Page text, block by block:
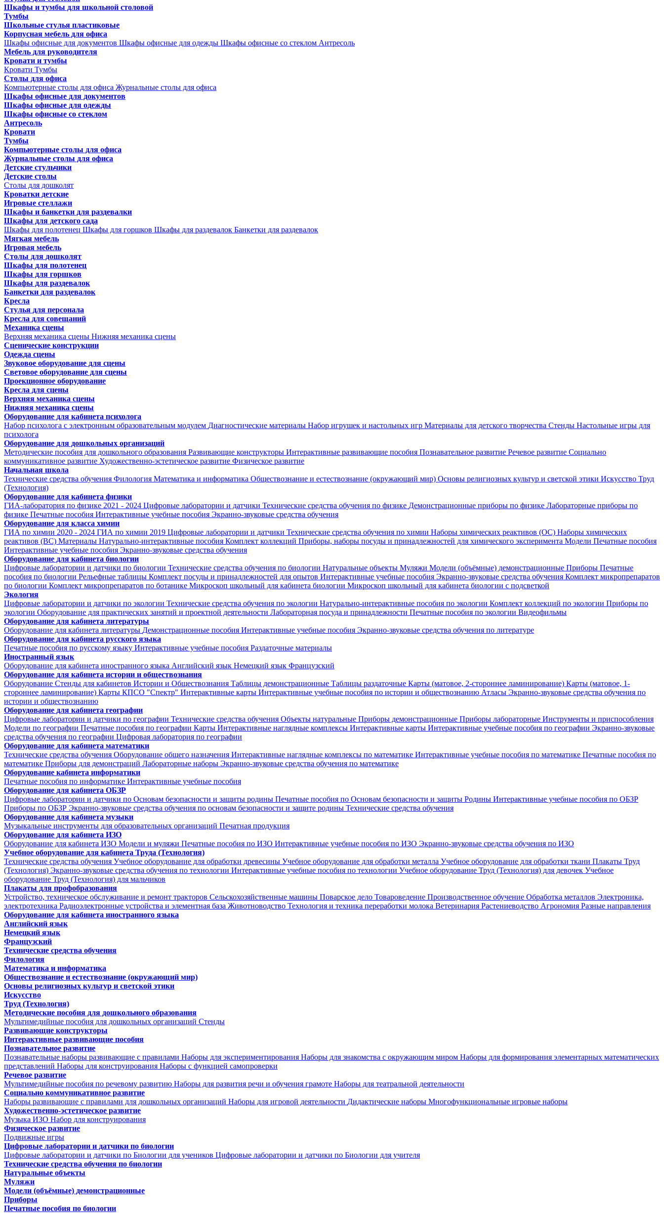
Шкафы и тумбы для школьной столовой
Тумбы
Школьные стулья пластиковые
Корпусная мебель для офиса
Шкафы офисные для документов Шкафы офисные для одежды Шкафы офисные со стеклом Антресоль
Мебель для руководителя
Кровати и тумбы
Кровати Тумбы
Столы для офиса
Компьютерные столы для офиса Журнальные столы для офиса
Шкафы офисные для документов
Шкафы офисные для одежды
Шкафы офисные со стеклом
Антресоль
Кровати
Тумбы
Компьютерные столы для офиса
Журнальные столы для офиса
Детские стульчики
Детские столы
Столы для дошколят
Кроватки детские
Игровые стеллажи
Шкафы и банкетки для раздевалки
Шкафы для детского сада
Шкафы для полотенец Шкафы для горшков Шкафы для раздевалок Банкетки для раздевалок
Мягкая мебель
Игровая мебель
Столы для дошколят
Шкафы для полотенец
Шкафы для горшков
Шкафы для раздевалок
Банкетки для раздевалок
Кресла
Стулья для персонала
Кресла для совещаний
Механика сцены
Верхняя механика сцены Нижняя механика сцены
Сценические конструкции
Одежда сцены
Звуковое оборудование для сцены
Световое оборудование для сцены
Проекционное оборудование
Кресла для сцены
Верхняя механика сцены
Нижняя механика сцены
Оборудование для кабинета психолога
Набор психолога с электронным образовательным модулем Диагностические материалы Набор игрушек и настольных игр Материалы для детского творчества Стенды Настольные игры для
психолога
Оборудование для дошкольных организаций
Методические пособия для дошкольного образования Развивающие конструкторы Интерактивные развивающие пособия Познавательное развитие Речевое развитие Социально
коммуникативное развитие Художественно-эстетическое развитие Физическое развитие
Начальная школа
Технические средства обучения Филология Математика и информатика Обществознание и естествознание (окружающий мир) Основы религиозных культур и светской этики Искусство Труд
(Технология)
Оборудование для кабинета физики
ГИА-лаборатория по физике 2021 - 2024 Цифровые лаборатории и датчики Технические средства обучения по физике Демонстрационные приборы по физике Лабораторные приборы по
физике Печатные пособия Интерактивные учебные пособия Экранно-звуковые средства обучения
Оборудование для класса химии
ГИА по химии 2020 - 2024 ГИА по химии 2019 Цифровые лаборатории и датчики Технические средства обучения по химии Наборы химических реактивов (ОС) Наборы химических
реактивов (ВС) Материалы Натурально-интерактивные пособия Комплект коллекций Приборы, наборы посуды и принадлежностей для химического эксперимента Модели Печатные пособия
Интерактивные учебные пособия Экранно-звуковые средства обучения
Оборудование для кабинета биологии
Цифровые лаборатории и датчики по биологии Технические средства обучения по биологии Натуральные объекты Муляжи Модели (объёмные) демонстрационные Приборы Печатные
пособия по биологии Рельефные таблицы Комплект посуды и принадлежностей для опытов Интерактивные учебные пособия Экранно-звуковые средства обучения Комплект микропрепаратов
по биологии Комплект микропрепаратов по ботанике Микроскоп школьный для кабинета биологии Микроскоп школьный для кабинета биологии с подсветкой
Экология
Цифровые лаборатории и датчики по экологии Технические средства обучения по экологии Натурально-интерактивные пособия по экологии Комплект коллекций по экологии Приборы по
экологии Оборудование для практических занятий и проектной деятельности Лабораторная посуда и принадлежности Печатные пособия по экологии Видеофильмы
Оборудование для кабинета литературы
Оборудование для кабинета литературы Демонстрационные пособия Интерактивные учебные пособия Экранно-звуковые средства обучения по литературе
Оборудование для кабинета русского языка
Печатные пособия по русскому языку Интерактивные учебные пособия Раздаточные материалы
Иностранный язык
Оборудование для кабинета иностранного языка Английский язык Немецкий язык Французский
Оборудование для кабинета истории и обществознания
Оборудование Стенды для кабинетов Истории и Обществознания Таблицы демонстрационные Таблицы раздаточные Карты (матовое, 2-стороннее ламинирование) Карты (матовое, 1-
стороннее ламинирование) Карты КПСО "Спектр" Интерактивные карты Интерактивные учебные пособия по истории и обществознанию Атласы Экранно-звуковые средства обучения по
истории и обществознанию
Оборудование для кабинета географии
Цифровые лаборатории и датчики по географии Технические средства обучения Объекты натуральные Приборы демонстрационные Приборы лабораторные Инструменты и приспособления
Модели по географии Печатные пособия по географии Карты Интерактивные наглядные комплексы Интерактивные карты Интерактивные учебные пособия по географии Экранно-звуковые
средства обучения по географии Цифровая лаборатория по географии
Оборудование для кабинета математики
Технические средства обучения Оборудование общего назначения Интерактивные наглядные комплексы по математике Интерактивные учебные пособия по математике Печатные пособия по
математике Приборы для демонстраций Лабораторные наборы Экранно-звуковые средства обучения по математике
Оборудование кабинета информатики
Печатные пособия по информатике Интерактивные учебные пособия
Оборудование для кабинета ОБЗР
Цифровые лаборатории и датчики по Основам безопасности и защиты родины Печатные пособия по Основам безопасности и защиты Родины Интерактивные учебные пособия по ОБЗР
Приборы по ОБЗР Экранно-звуковые средства обучения по основам безопасности и защите родины Технические средства обучения
Оборудование для кабинета музыки
Музыкальные инструменты для образовательных организаций Печатная продукция
Оборудование для кабинета ИЗО
Оборудование для кабинета ИЗО Модели и муляжи Печатные пособия по ИЗО Интерактивные учебные пособия по ИЗО Экранно-звуковые средства обучения по ИЗО
Учебное оборудование для кабинета Труда (Технология)
Технические средства обучения Учебное оборудование для обработки древесины Учебное оборудование для обработки металла Учебное оборудование для обработки ткани Плакаты Труд
(Технология) Экранно-звуковые средства обучения по технологии Интерактивные учебные пособия по технологии Учебное оборудование Труд (Технология) для девочек Учебное
оборудование Труд (Технология) для мальчиков
Плакаты для профобразования
Устройство, техническое обслуживание и ремонт тракторов Сельскохозяйственные машины Поварское дело Товароведение Производственное обучение Обработка металлов Электроника,
электротехника Радиоэлектронные устройства и элементная база Животноводство Технология и техника переработки молока Ветеринария Растениеводство Агрономия Разные направления
Оборудование для кабинета иностранного языка
Английский язык
Немецкий язык
Французский
Технические средства обучения
Филология
Математика и информатика
Обществознание и естествознание (окружающий мир)
Основы религиозных культур и светской этики
Искусство
Труд (Технология)
Методические пособия для дошкольного образования
Мультимедийные пособия для дошкольных организаций Стенды
Развивающие конструкторы
Интерактивные развивающие пособия
Познавательное развитие
Познавательные наборы развивающие с правилами Наборы для экспериментирования Наборы для знакомства с окружающим миром Наборы для формирования элементарных математических
представлений Наборы для конструирования Наборы с функцией самопроверки
Речевое развитие
Мультимедийные пособия по речевому развитию Наборы для развития речи и обучения грамоте Наборы для театральной деятельности
Социально коммуникативное развитие
Наборы развивающие с правилами для дошкольных организаций Наборы для игровой деятельности Дидактические наборы Многофункциональные игровые наборы
Художественно-эстетическое развитие
Музыка ИЗО Набор для конструирования
Физическое развитие
Подвижные игры
Цифровые лаборатории и датчики по биологии
Цифровые лаборатории и датчики по Биологии для учеников Цифровые лаборатории и датчики по Биологии для учителя
Технические средства обучения по биологии
Натуральные объекты
Муляжи
Модели (объёмные) демонстрационные
Приборы
Печатные пособия по биологии